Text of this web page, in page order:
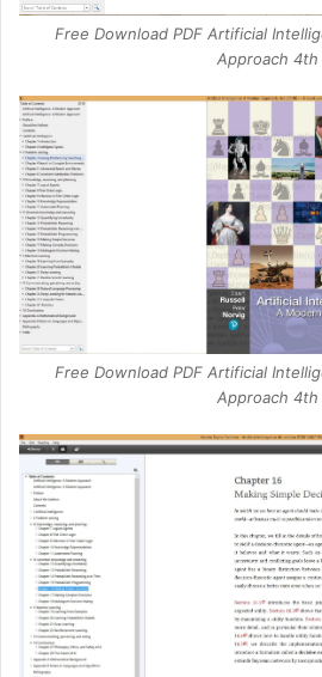
Free Download PDF Artificial
Approach 4th
Free Download PDF Artificial
Approach 4th